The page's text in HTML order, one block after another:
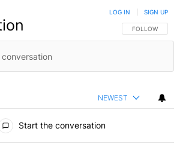
FOLLOW THIS
FOLLOW
LOG IN SIGN UP
NEWEST
Start the conversation